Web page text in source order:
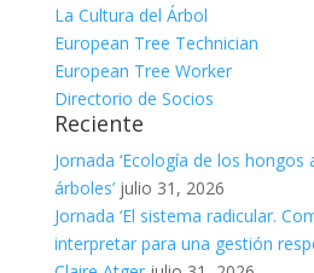
La Cultura del Árbol
European Tree Technician
European Tree Worker
Directorio de Socios
Reciente
Jornada ‘Ecología de los
árboles’ julio 31, 2026
Jornada ‘El sistema radicular.
interpretar para una gestión